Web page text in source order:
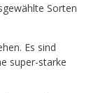
Sorten
Es sind
super-starke